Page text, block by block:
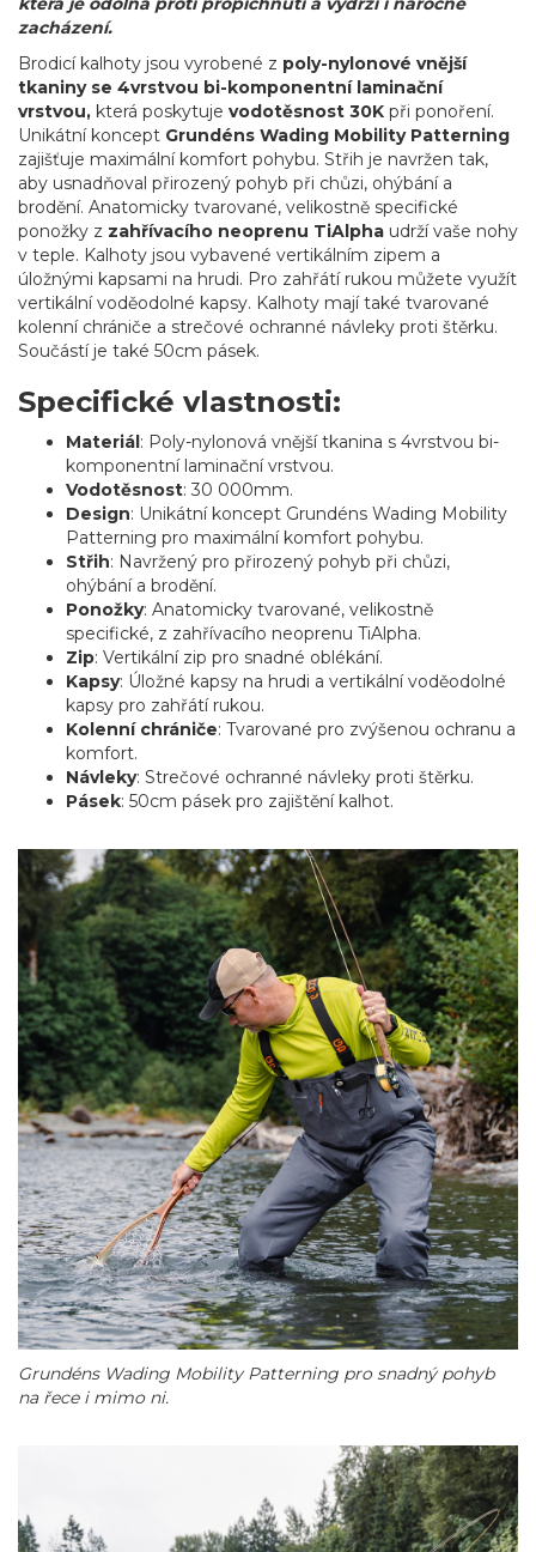
zacházení.
Brodicí kalhoty jsou vyrobené z poly-nylonové vnější
tkaniny se 4vrstvou bi-komponentní laminační
vrstvou, která poskytuje vodotěsnost 30K při ponoření.
Unikátní koncept Grundéns Wading Mobility Patterning
zajišťuje maximální komfort pohybu. Střih je navržen tak,
aby usnadňoval přirozený pohyb při chůzi, ohýbání a
brodění. Anatomicky tvarované, velikostně specifické
ponožky z zahřívacího neoprenu TiAlpha udrží vaše nohy
v teple. Kalhoty jsou vybavené vertikálním zipem a
úložnými kapsami na hrudi. Pro zahřátí rukou můžete využít
vertikální voděodolné kapsy. Kalhoty mají také tvarované
kolenní chrániče a strečové ochranné návleky proti štěrku.
Součástí je také 50cm pásek.
Specifické vlastnosti:
Materiál: Poly-nylonová vnější tkanina s 4vrstvou bi-
komponentní laminační vrstvou.
Vodotěsnost: 30 000mm.
Design: Unikátní koncept Grundéns Wading Mobility
Patterning pro maximální komfort pohybu.
Střih: Navržený pro přirozený pohyb při chůzi,
ohýbání a brodění.
Ponožky: Anatomicky tvarované, velikostně
specifické, z zahřívacího neoprenu TiAlpha.
Zip: Vertikální zip pro snadné oblékání.
Kapsy: Úložné kapsy na hrudi a vertikální voděodolné
kapsy pro zahřátí rukou.
Kolenní chrániče: Tvarované pro zvýšenou ochranu a
komfort.
Návleky: Strečové ochranné návleky proti štěrku.
Pásek: 50cm pásek pro zajištění kalhot.
Grundéns Wading Mobility Patterning pro snadný pohyb
na řece i mimo ni.